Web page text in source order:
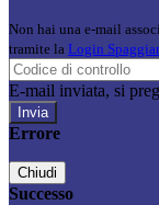
Non hai una e-mail
tramite la Login
E-mail inviata, si
Errore
Chiudi
Successo